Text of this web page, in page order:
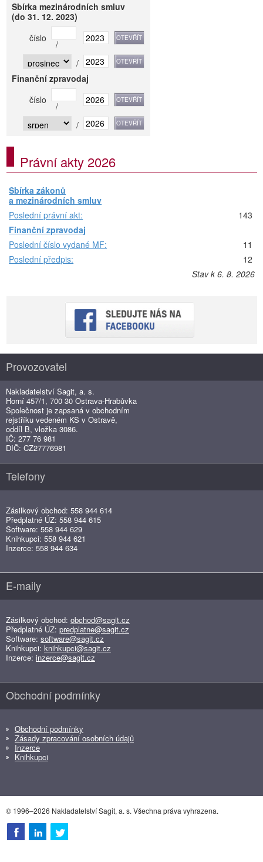
Sbírka mezinárodních smluv
(do 31. 12. 2023)
číslo
/
/
Finanční zpravodaj
číslo
/
/
Právní akty 2026
Sbírka zákonů
a mezinárodních smluv
Poslední právní akt:
143
Finanční zpravodaj
Poslední číslo vydané MF:
11
Poslední předpis:
12
Stav k 6. 8. 2026
Provozovatel
Nakladatelství Sagit, a. s.
Horní 457/1, 700 30 Ostrava-Hrabůvka
Společnost je zapsaná v obchodním
rejstříku vedeném KS v Ostravě,
oddíl B, vložka 3086.
IČ: 277 76 981
DIČ: CZ27776981
Telefony
Zásilkový obchod: 558 944 614
Předplatné ÚZ: 558 944 615
Software: 558 944 629
Knihkupci: 558 944 621
Inzerce: 558 944 634
E-maily
Zásilkový obchod: obchod@sagit.cz
Předplatné ÚZ: predplatne@sagit.cz
Software: software@sagit.cz
Knihkupci: knihkupci@sagit.cz
Inzerce: inzerce@sagit.cz
Obchodní podmínky
Obchodní podmínky
Zásady zpracování osobních údajů
Inzerce
Knihkupci
© 1996–2026 Nakladatelství Sagit, a. s. Všechna práva vyhrazena.